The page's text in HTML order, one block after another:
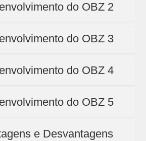
do OBZ 2
do OBZ 3
do OBZ 4
do OBZ 5
e Desvantagens